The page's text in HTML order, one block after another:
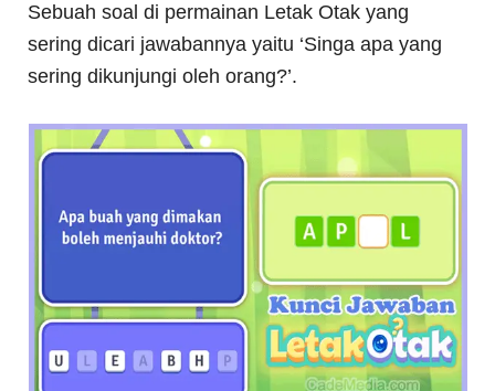
Sebuah soal di permainan Letak Otak yang
sering dicari jawabannya yaitu ‘Singa apa yang
sering dikunjungi oleh orang?’.